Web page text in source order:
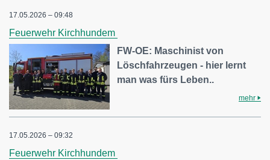
17.05.2026 – 09:48
Feuerwehr Kirchhundem
FW-OE: Maschinist von
Löschfahrzeugen - hier lernt
man was fürs Leben..
mehr
17.05.2026 – 09:32
Feuerwehr Kirchhundem